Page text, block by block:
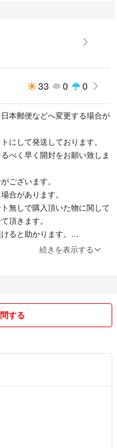
33 0 0
本郵便などへ変更する場合が
にして発送しております。
べく早く開封をお願い致しま
ございます。
合があります。
無しで購入頂いた物に関して
頂きます。
ると助かります。
しましての値下げは基本大幅
格変更した後でも、他の方が
続きを表示する
する